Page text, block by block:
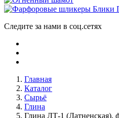
Следите за нами в соц.сетях
Главная
Каталог
Сырьё
Глина
Глина ЛТ-1 (Латненская),